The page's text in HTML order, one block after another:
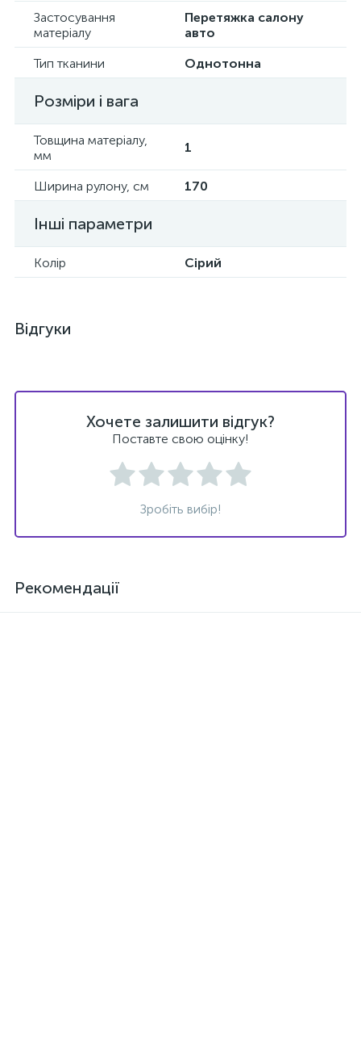
Застосування
матеріалу
Перетяжка салону
авто
Тип тканини
Однотонна
Розміри і вага
Товщина матеріалу,
мм
1
Ширина рулону, см 170
Інші параметри
Колір Сірий
Відгуки
Хочете залишити відгук?
Поставте свою оцінку!
Зробіть вибір!
Рекомендації